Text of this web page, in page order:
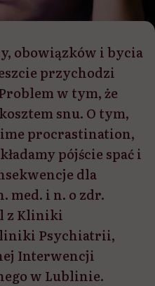
obowiązków i bycia
przychodzi
w tym, że
snu. O tym,
procrastination,
pójście spać i
dla
med. i n. o zdr.
z Kliniki
Psychiatrii,
Interwencji
w Lublinie.